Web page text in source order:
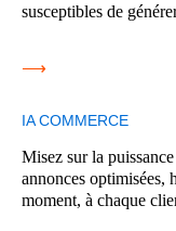
susceptibles de
⟶
IA COMMERCE
Misez sur la
annonces optimisées,
moment, à chaque